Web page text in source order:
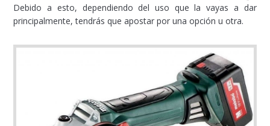
Debido a esto, dependiendo del uso que la vayas a dar
principalmente, tendrás que apostar por una opción u otra.